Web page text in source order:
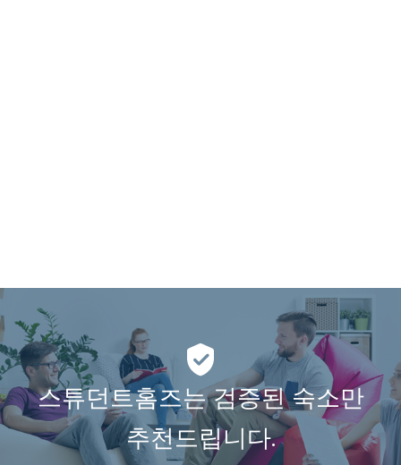
스튜던트홈즈는 검증된 숙소만
추천드립니다.